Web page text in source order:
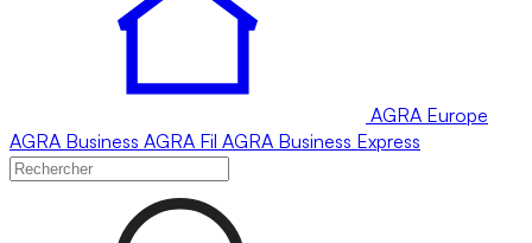
AGRA Europe
AGRA Business AGRA Fil AGRA Business Express